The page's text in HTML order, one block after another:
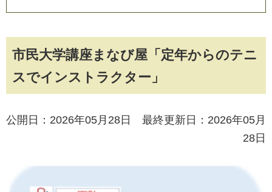
市民大学講座まなび屋「定年からのテニ
スでインストラクター」
公開日：2026年05月28日 最終更新日：2026年05月
28日